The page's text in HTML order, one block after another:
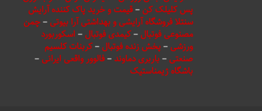
پس کلیلک کن –قیمت و خرید پاک کننده آرایش
سنتلا فروشگاه آرایشی و بهداشتی آرا بیوتی –چمن
مصنوعی فوتبال –کیمدی فوتبال – اسکوربورد
ورزشی –پخش زنده فوتبال –کربنات کلسیم
صنعتی –باربری دماوند–فالوور واقعی ایرانی –
باشگاه ژیمناستیک